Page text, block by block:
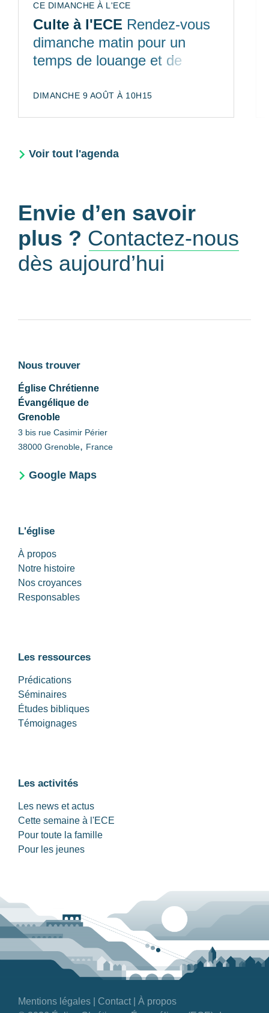
CE DIMANCHE À L'ECE
Culte à l'ECE Rendez-vous
dimanche matin pour un
temps de louange et de
DIMANCHE 9 AOÛT À 10H15
Voir tout l'agenda
Envie d’en savoir
plus ? Contactez-nous
dès aujourd’hui
Nous trouver
Église Chrétienne
Évangélique de
Grenoble
3 bis rue Casimir Périer
38000 Grenoble, France
Google Maps
L'église
À propos
Notre histoire
Nos croyances
Responsables
Les ressources
Prédications
Séminaires
Études bibliques
Témoignages
Les activités
Les news et actus
Cette semaine à l'ECE
Pour toute la famille
Pour les jeunes
Mentions légales Contact
À propos